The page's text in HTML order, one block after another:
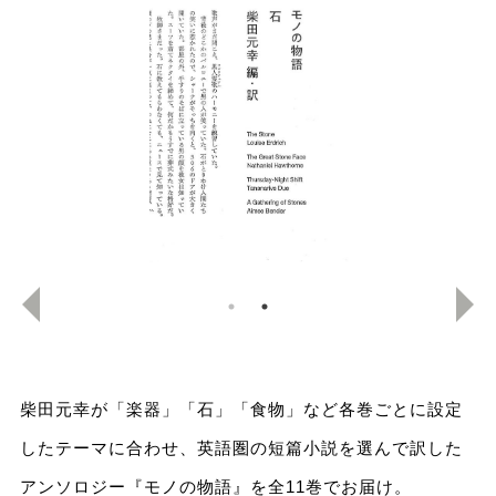
柴田元幸が「楽器」「石」「食物」など各巻ごとに設定
したテーマに合わせ、英語圏の短篇小説を選んで訳した
アンソロジー『モノの物語』を全11巻でお届け。